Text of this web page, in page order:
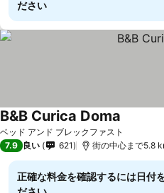
ださい
ベッド アンド ブレックファスト
B&B Curica Doma
7.9 良い 621 街の中心まで5.8
正確な料金を確認するには日付